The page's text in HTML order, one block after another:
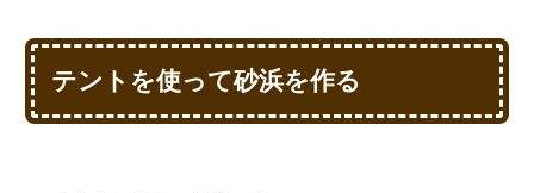
テントを使って砂浜を作る